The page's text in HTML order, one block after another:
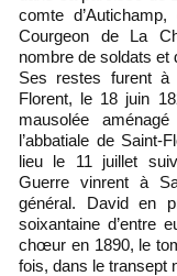
comte
Courgeon de La
nombre de soldats et
Ses restes furent à
Florent, le 18 juin
mausolée
l’abbatiale de Saint-
lieu le 11 juillet
Guerre vinrent à
général. David en
soixantaine d’entre
chœur en 1890, le
fois, dans le transept